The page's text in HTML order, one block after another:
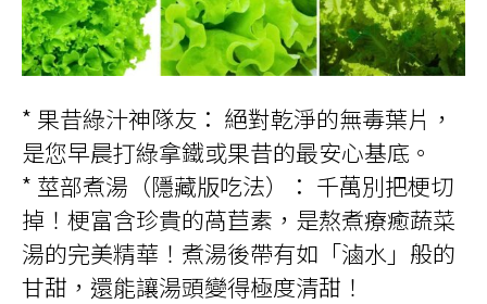
* 果昔綠汁神隊友： 絕對乾淨的無毒葉片，
是您早晨打綠拿鐵或果昔的最安心基底。
* 莖部煮湯（隱藏版吃法）： 千萬別把梗切
掉！梗富含珍貴的萵苣素，是熬煮療癒蔬菜
湯的完美精華！煮湯後帶有如「滷水」般的
甘甜，還能讓湯頭變得極度清甜！